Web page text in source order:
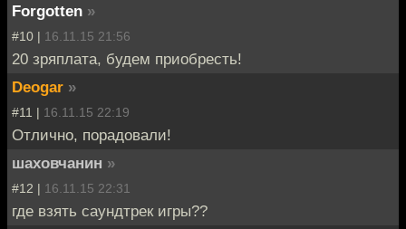
Forgotten »
#10 | 16.11.15 21:56
20 зряплата, будем приобресть!
Deogar »
#11 | 16.11.15 22:19
Отлично, порадовали!
шаховчанин »
#12 | 16.11.15 22:31
где взять саундтрек игры??